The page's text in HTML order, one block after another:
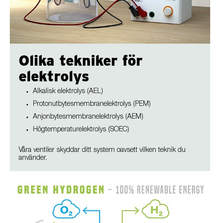
Olika tekniker för
elektrolys
Alkalisk elektrolys (AEL)
Protonutbytesmembranelektrolys (PEM)
Anjonbytesmembranelektrolys (AEM)
Högtemperaturelektrolys (SOEC)
Våra ventiler skyddar ditt system oavsett vilken teknik du
använder.